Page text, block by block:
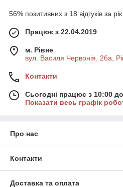
56% позитивних з 18 відгуків за рік
Працює з 22.04.2019
м. Рівне
вул. Василя Червонія, 26а,
Контакти
Сьогодні працює з 10:00
Показати весь графік
Про нас
Контакти
Доставка та оплата